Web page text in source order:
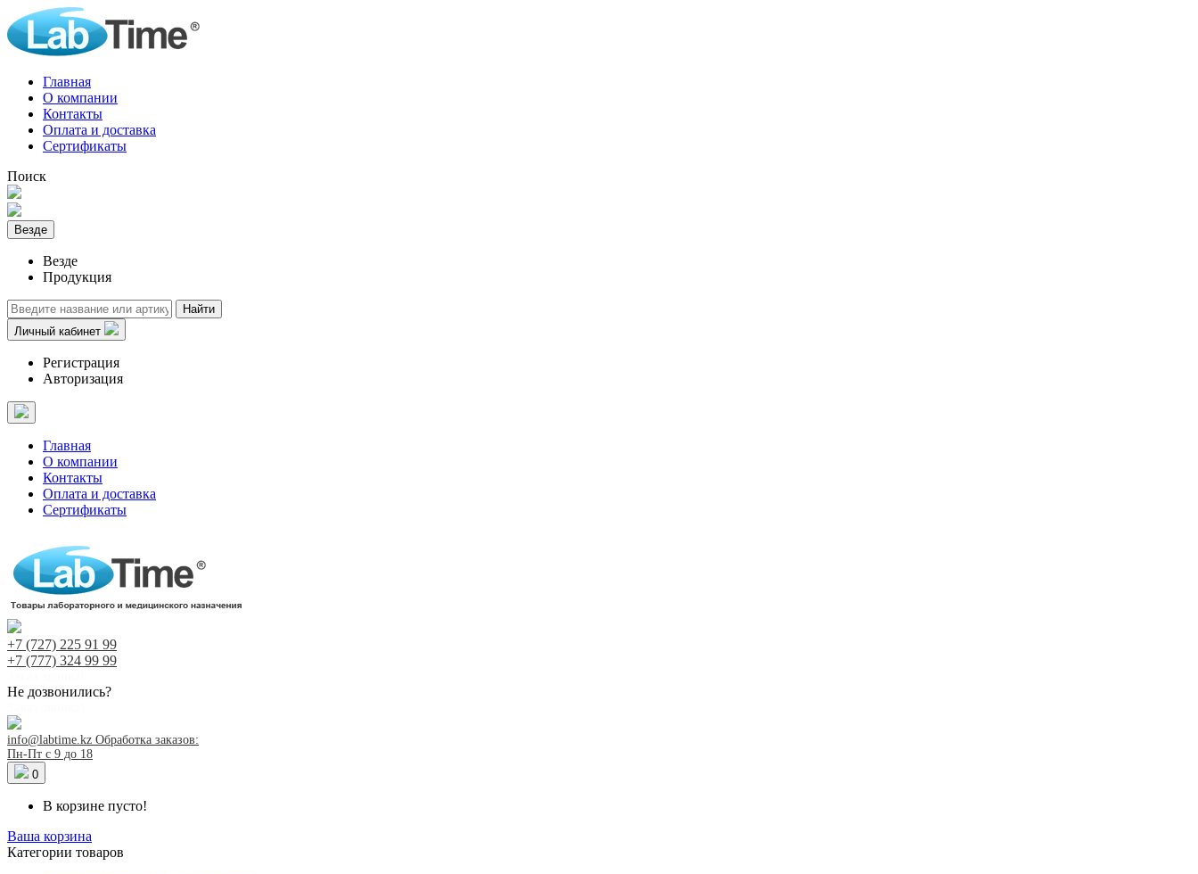
Главная
О компании
Контакты
Оплата и доставка
Сертификаты
Поиск
Везде
Везде
Продукция
Найти
Личный кабинет
Регистрация
Авторизация
Главная
О компании
Контакты
Оплата и доставка
Сертификаты
+7 (727) 225 91 99
+7 (777) 324 99 99
Не дозвонились?
info@labtime.kz Обработка заказов:
Пн-Пт с 9 до 18
0
В корзине пусто!
Ваша корзина
Категории товаров